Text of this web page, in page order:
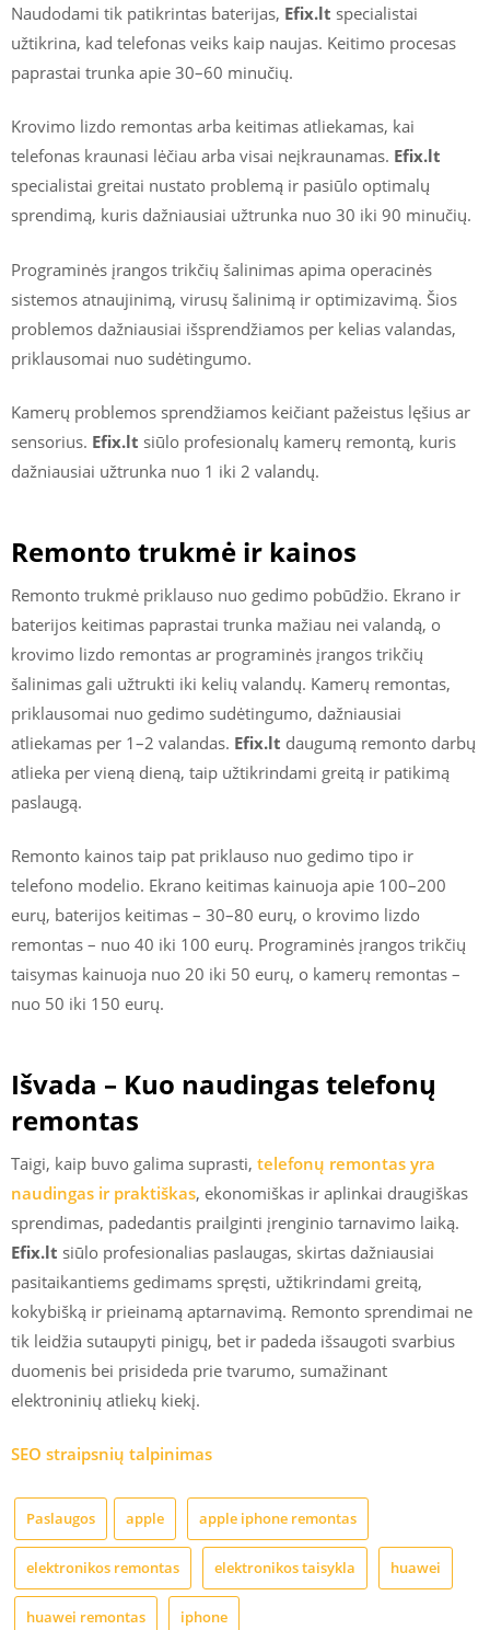
Naudodami tik patikrintas baterijas, Efix.lt specialistai
užtikrina, kad telefonas veiks kaip naujas. Keitimo procesas
paprastai trunka apie 30–60 minučių.
Krovimo lizdo remontas arba keitimas atliekamas, kai
telefonas kraunasi lėčiau arba visai neįkraunamas. Efix.lt
specialistai greitai nustato problemą ir pasiūlo optimalų
sprendimą, kuris dažniausiai užtrunka nuo 30 iki 90 minučių.
Programinės įrangos trikčių šalinimas apima operacinės
sistemos atnaujinimą, virusų šalinimą ir optimizavimą. Šios
problemos dažniausiai išsprendžiamos per kelias valandas,
priklausomai nuo sudėtingumo.
Kamerų problemos sprendžiamos keičiant pažeistus lęšius ar
sensorius. Efix.lt siūlo profesionalų kamerų remontą, kuris
dažniausiai užtrunka nuo 1 iki 2 valandų.
Remonto trukmė ir kainos
Remonto trukmė priklauso nuo gedimo pobūdžio. Ekrano ir
baterijos keitimas paprastai trunka mažiau nei valandą, o
krovimo lizdo remontas ar programinės įrangos trikčių
šalinimas gali užtrukti iki kelių valandų. Kamerų remontas,
priklausomai nuo gedimo sudėtingumo, dažniausiai
atliekamas per 1–2 valandas. Efix.lt daugumą remonto darbų
atlieka per vieną dieną, taip užtikrindami greitą ir patikimą
paslaugą.
Remonto kainos taip pat priklauso nuo gedimo tipo ir
telefono modelio. Ekrano keitimas kainuoja apie 100–200
eurų, baterijos keitimas – 30–80 eurų, o krovimo lizdo
remontas – nuo 40 iki 100 eurų. Programinės įrangos trikčių
taisymas kainuoja nuo 20 iki 50 eurų, o kamerų remontas –
nuo 50 iki 150 eurų.
Išvada – Kuo naudingas telefonų
remontas
Taigi, kaip buvo galima suprasti, telefonų remontas yra
naudingas ir praktiškas, ekonomiškas ir aplinkai draugiškas
sprendimas, padedantis prailginti įrenginio tarnavimo laiką.
Efix.lt siūlo profesionalias paslaugas, skirtas dažniausiai
pasitaikantiems gedimams spręsti, užtikrindami greitą,
kokybišką ir prieinamą aptarnavimą. Remonto sprendimai ne
tik leidžia sutaupyti pinigų, bet ir padeda išsaugoti svarbius
duomenis bei prisideda prie tvarumo, sumažinant
elektroninių atliekų kiekį.
SEO straipsnių talpinimas
Paslaugos apple apple iphone remontas
elektronikos remontas elektronikos taisykla huawei
huawei remontas iphone